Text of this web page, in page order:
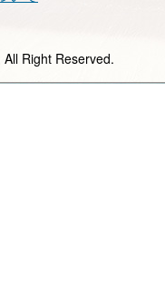
Right Reserved.